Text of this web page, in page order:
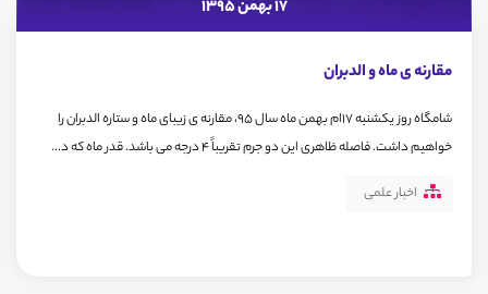
17 بهمن 1395
مقارنه ی ماه و الدبران
شامگاه روز یکشنبه 17ام بهمن ماه سال 95، مقارنه ی زیبای ماه و ستاره الدبران را
خواهیم داشت. فاصله ظاهری این دو جرم تقریباً 4 درجه می باشد. قدر ماه که د...
اخبار علمی